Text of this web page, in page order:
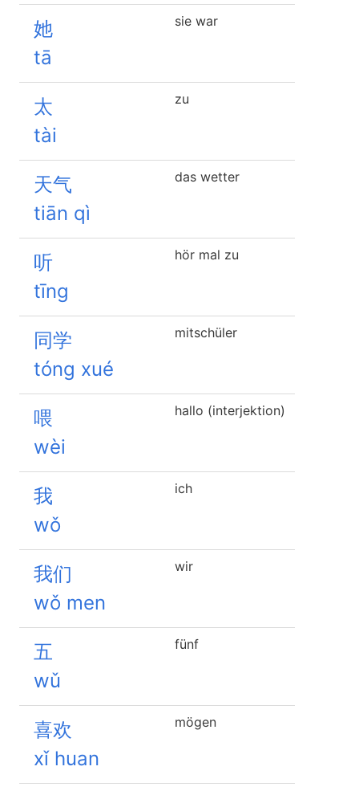
她
tā
sie war
太
tài
zu
天气
tiān qì
das wetter
听
tīng
hör mal zu
同学
tóng xué
mitschüler
喂
wèi
hallo (interjektion)
我
wǒ
ich
我们
wǒ men
wir
五
wǔ
fünf
喜欢
xǐ huan
mögen